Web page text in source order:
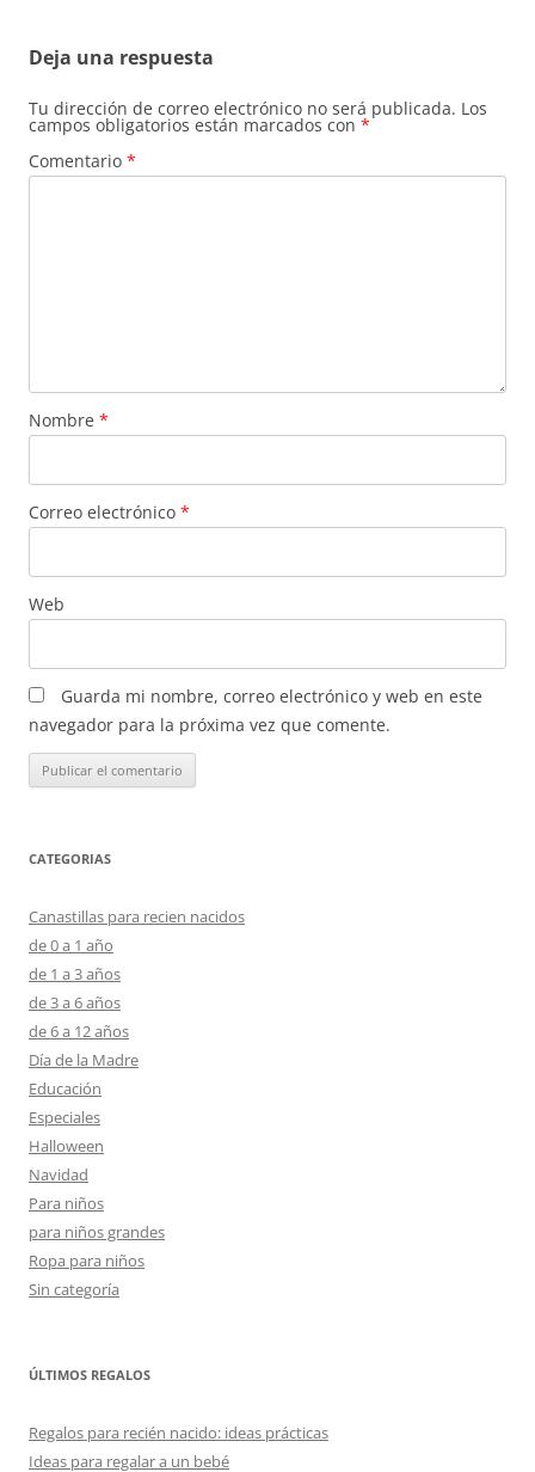
Deja una respuesta
Tu dirección de correo electrónico no será publicada. Los
campos obligatorios están marcados con *
Comentario *
Nombre *
Correo electrónico *
Web
Guarda mi nombre, correo electrónico y web en este
navegador para la próxima vez que comente.
CATEGORIAS
Canastillas para recien nacidos
de 0 a 1 año
de 1 a 3 años
de 3 a 6 años
de 6 a 12 años
Día de la Madre
Educación
Especiales
Halloween
Navidad
Para niños
para niños grandes
Ropa para niños
Sin categoría
ÚLTIMOS REGALOS
Regalos para recién nacido: ideas prácticas
Ideas para regalar a un bebé